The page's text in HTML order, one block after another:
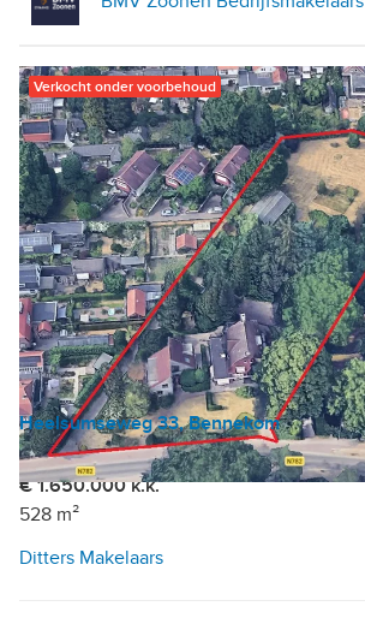
Verkocht onder voorbehoud
Heelsumseweg 33, Bennekom
Belegging
€ 1.650.000 k.k.
528 m²
Ditters Makelaars